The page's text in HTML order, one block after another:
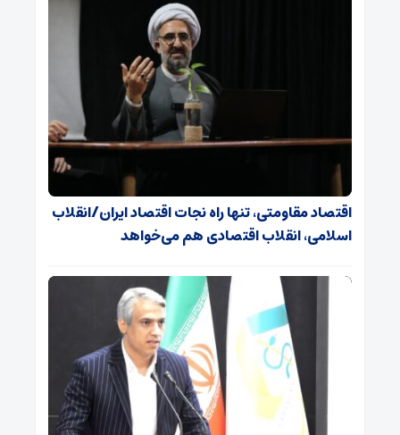
اقتصاد مقاومتی، تنها راه نجات اقتصاد ایران/انقلاب
اسلامی، انقلاب اقتصادی هم می‌خواهد